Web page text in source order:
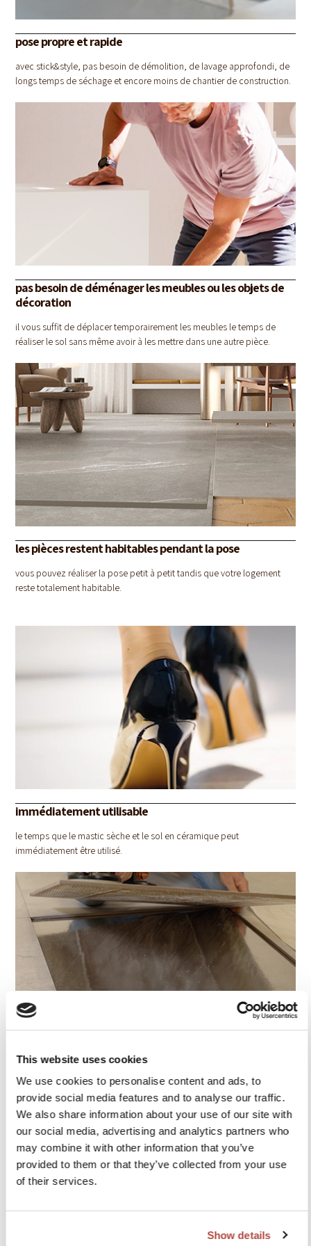
This website uses cookies
We use cookies to personalise content and ads, to
provide social media features and to analyse our traffic.
We also share information about your use of our site with
our social media, advertising and analytics partners who
may combine it with other information that you’ve
provided to them or that they’ve collected from your use
of their services.
Show details
pose propre et rapide
avec stick&style, pas besoin de démolition, de lavage approfondi, de
longs temps de séchage et encore moins de chantier de construction.
pas besoin de déménager les meubles ou les objets de
décoration
il vous suffit de déplacer temporairement les meubles le temps de
réaliser le sol sans même avoir à les mettre dans une autre pièce.
les pièces restent habitables pendant la pose
vous pouvez réaliser la pose petit à petit tandis que votre logement
reste totalement habitable.
immédiatement utilisable
le temps que le mastic sèche et le sol en céramique peut
immédiatement être utilisé.
facilement récupérable et réutilisable
les dalles peuvent être repositionnés durant la pose. Vous pouvez
aussi les retirer si vous souhaitez rétablir l’ancien sol et réutiliser les
dalles ailleurs.